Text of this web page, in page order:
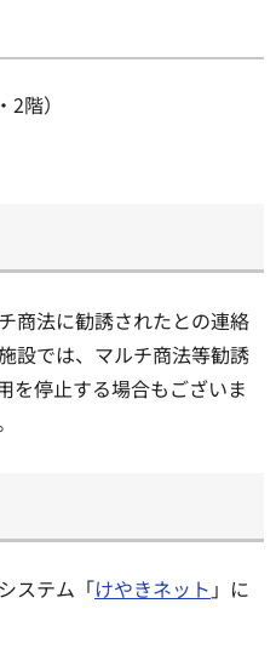
2階）
商法に勧誘されたとの連絡
設では、マルチ商法等勧誘
を停止する場合もございま
ステム「けやきネット 」に